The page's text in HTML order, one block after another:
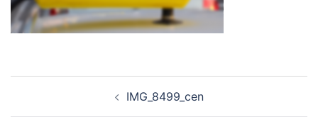
IMG_8499_cen